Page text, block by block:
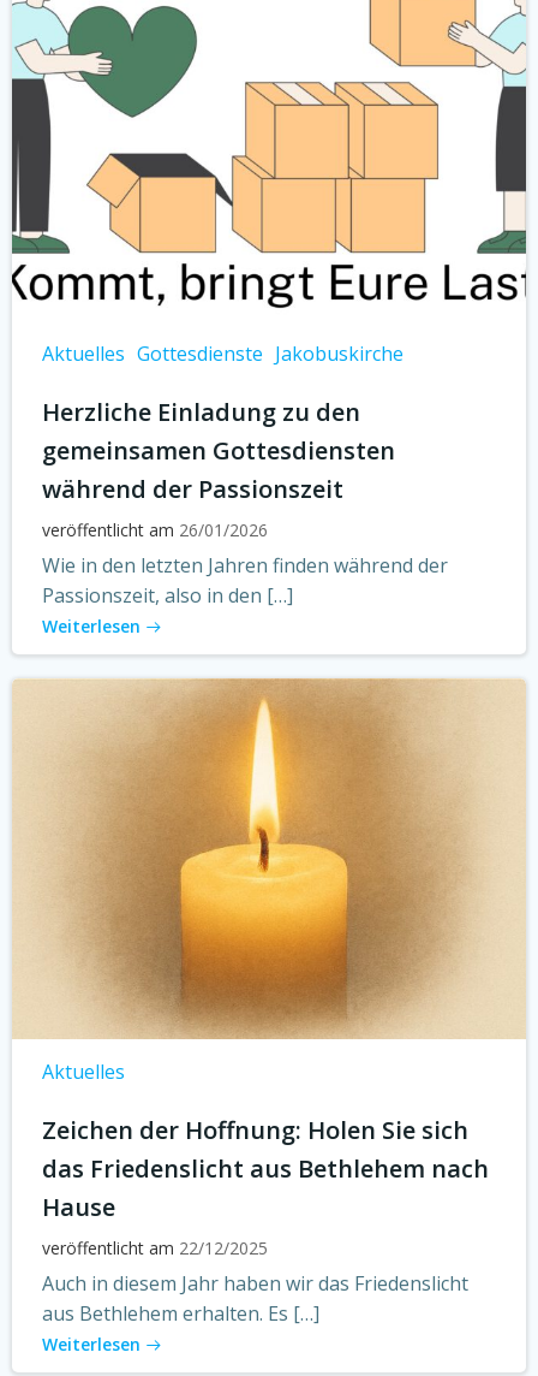
Aktuelles Gottesdienste Jakobuskirche
Herzliche Einladung zu den
gemeinsamen Gottesdiensten
während der Passionszeit
veröffentlicht am 26/01/2026
Wie in den letzten Jahren finden während der
Passionszeit, also in den […]
Weiterlesen
Aktuelles
Zeichen der Hoffnung: Holen Sie sich
das Friedenslicht aus Bethlehem nach
Hause
veröffentlicht am 22/12/2025
Auch in diesem Jahr haben wir das Friedenslicht
aus Bethlehem erhalten. Es […]
Weiterlesen